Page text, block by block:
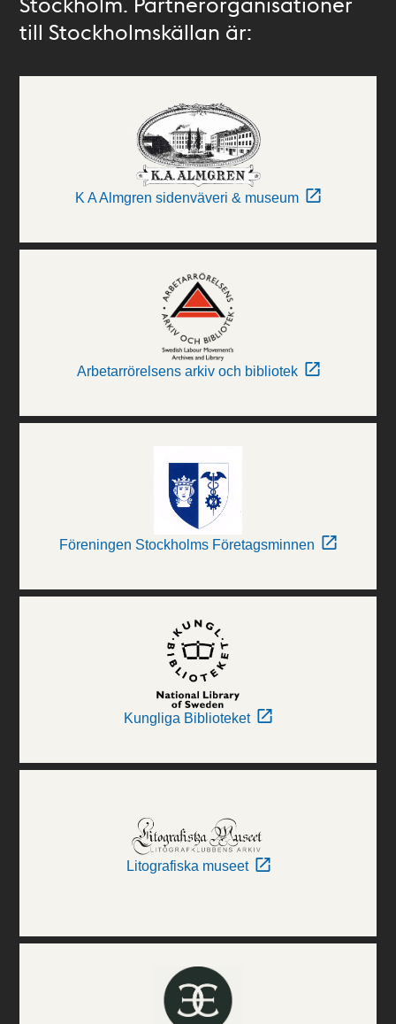
till Stockholmskällan är:
K A Almgren sidenväveri & museum
Arbetarrörelsens arkiv och bibliotek
Föreningen Stockholms Företagsminnen
Kungliga Biblioteket
Litografiska museet